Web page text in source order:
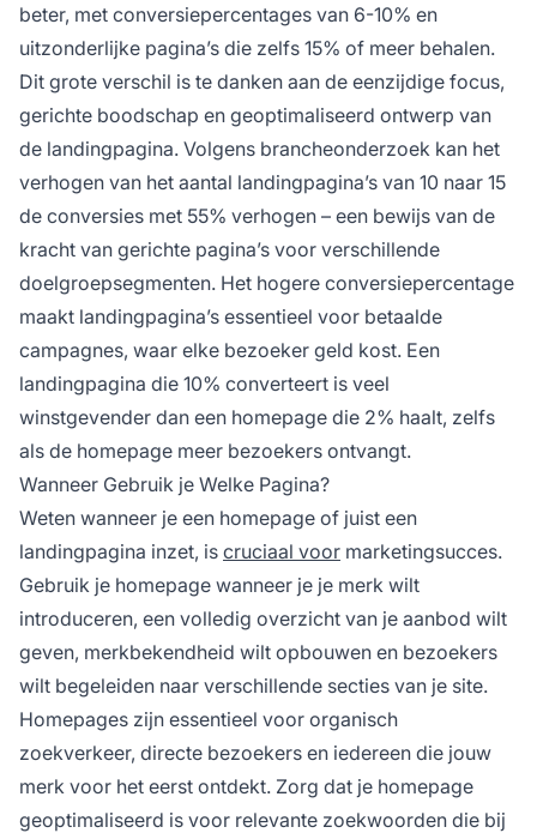
beter, met conversiepercentages van 6-10% en
uitzonderlijke pagina’s die zelfs 15% of meer behalen.
Dit grote verschil is te danken aan de eenzijdige focus,
gerichte boodschap en geoptimaliseerd ontwerp van
de landingpagina. Volgens brancheonderzoek kan het
verhogen van het aantal landingpagina’s van 10 naar 15
de conversies met 55% verhogen – een bewijs van de
kracht van gerichte pagina’s voor verschillende
doelgroepsegmenten. Het hogere conversiepercentage
maakt landingpagina’s essentieel voor betaalde
campagnes, waar elke bezoeker geld kost. Een
landingpagina die 10% converteert is veel
winstgevender dan een homepage die 2% haalt, zelfs
als de homepage meer bezoekers ontvangt.
Wanneer Gebruik je Welke Pagina?
Weten wanneer je een homepage of juist een
landingpagina inzet, is cruciaal voor marketingsucces.
Gebruik je homepage wanneer je je merk wilt
introduceren, een volledig overzicht van je aanbod wilt
geven, merkbekendheid wilt opbouwen en bezoekers
wilt begeleiden naar verschillende secties van je site.
Homepages zijn essentieel voor organisch
zoekverkeer, directe bezoekers en iedereen die jouw
merk voor het eerst ontdekt. Zorg dat je homepage
geoptimaliseerd is voor relevante zoekwoorden die bij